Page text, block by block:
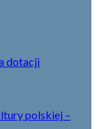
dotacji
polskiej –